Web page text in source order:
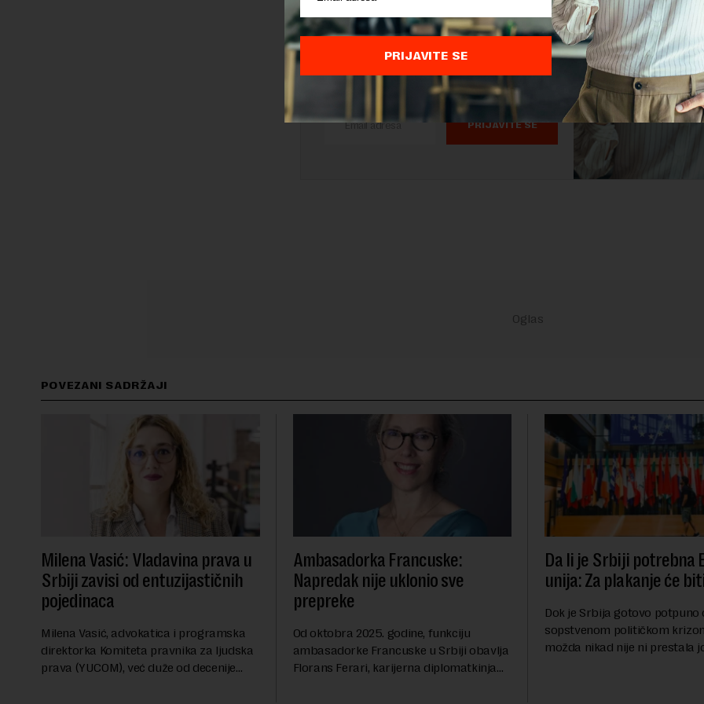
vas.
TRI STVARI KOJE TREBA DA ZNATE
STIŽU SVAKI DAN U VAŠ MEJL.
PRIJAVITE SE
POVEZANI SADRŽAJI
Milena Vasić: Vladavina prava u
Srbiji zavisi od entuzijastičnih
pojedinaca
Milena Vasić, advokatica i programska
direktorka Komiteta pravnika za ljudska
prava (YUCOM), već duže od decenije
Ambasadorka Francuske:
Napredak nije uklonio sve
prepreke
Od oktobra 2025. godine, funkciju
ambasadorke Francuske u Srbiji obavlja
Florans Ferari, karijerna diplomatkinja
Da li je Srbiji potrebna
unija: Za plakanje će
Dok je Srbija gotovo potpuno
sopstvenom političkom
možda nikad nije ni prestala
PRIJAVITE SE